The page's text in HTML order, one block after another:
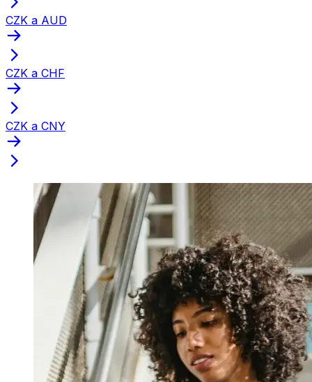
CZK a AUD
CZK a CHF
CZK a CNY